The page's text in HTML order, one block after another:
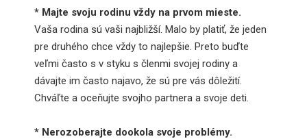
* Majte svoju rodinu vždy na prvom mieste.
Vaša rodina sú vaši najbližší. Malo by platiť, že jeden
pre druhého chce vždy to najlepšie. Preto buďte
veľmi často s v styku s členmi svojej rodiny a
dávajte im často najavo, že sú pre vás dôležití.
Chváľte a oceňujte svojho partnera a svoje deti.
* Nerozoberajte dookola svoje problémy.